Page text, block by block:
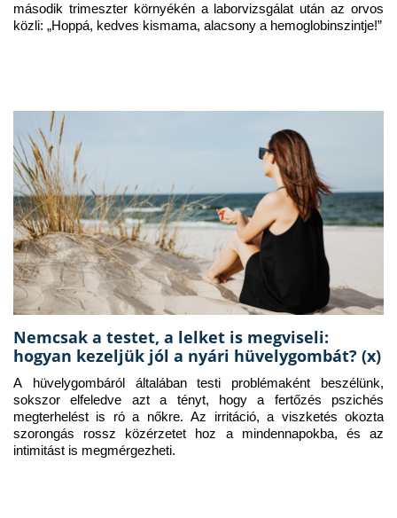
második trimeszter környékén a laborvizsgálat után az orvos
közli: „Hoppá, kedves kismama, alacsony a hemoglobinszintje!”
Nemcsak a testet, a lelket is megviseli:
hogyan kezeljük jól a nyári hüvelygombát? (x)
A hüvelygombáról általában testi problémaként beszélünk,
sokszor elfeledve azt a tényt, hogy a fertőzés pszichés
megterhelést is ró a nőkre. Az irritáció, a viszketés okozta
szorongás rossz közérzetet hoz a mindennapokba, és az
intimitást is megmérgezheti.